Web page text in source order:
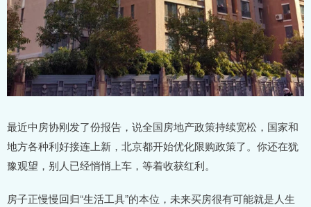
最近中房协刚发了份报告，说全国房地产政策持续宽松，国家和
地方各种利好接连上新，北京都开始优化限购政策了。你还在犹
豫观望，别人已经悄悄上车，等着收获红利。
房子正慢慢回归“生活工具”的本位，未来买房很有可能就是人生